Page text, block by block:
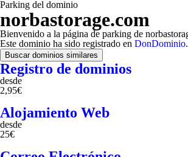
Parking del dominio
norbastorage.com
Bienvenido a la página de parking de
Este dominio ha sido registrado en DonDominio
Buscar dominios similares
Registro de dominios
desde
2,95€
Alojamiento Web
desde
25€